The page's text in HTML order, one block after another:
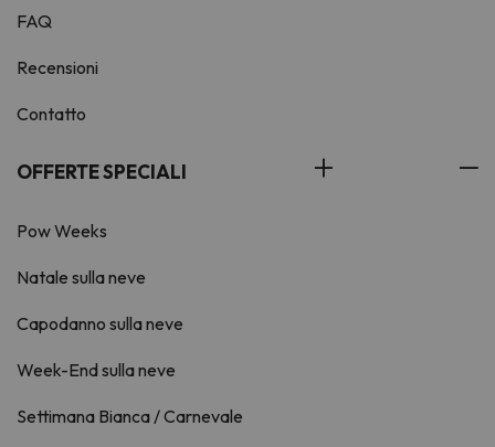
FAQ
Recensioni
Contatto
OFFERTE SPECIALI
Pow Weeks
Natale sulla neve
Capodanno sulla neve
Week-End sulla neve
Settimana Bianca / Carnevale